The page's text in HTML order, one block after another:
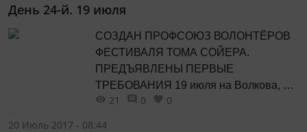
участников фестиваля - от 18 до 35 лет
включительно. Положение фестиваля
и вся необходимая информация
День 24-й. 19 июля
СОЗДАН ПРОФСОЮЗ ВОЛОНТЁРОВ
ФЕСТИВАЛЯ ТОМА СОЙЕРА.
ПРЕДЪЯВЛЕНЫ ПЕРВЫЕ
ТРЕБОВАНИЯ 19 июля на Волкова, 19
в Казани получилось так, что
21 0
0
20 Июль 2017 - 08:44